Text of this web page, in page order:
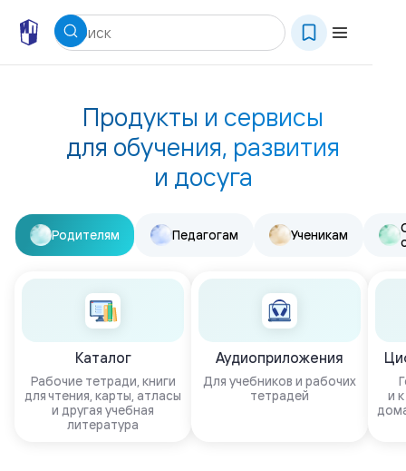
Продукты и сервисы
для обучения, развития
и досуга
Родителям Педагогам Ученикам
Каталог
Рабочие тетради, книги
для чтения, карты, атласы
и другая учебная
литература
Аудиоприложения
Для учебников и рабочих
тетрадей
и